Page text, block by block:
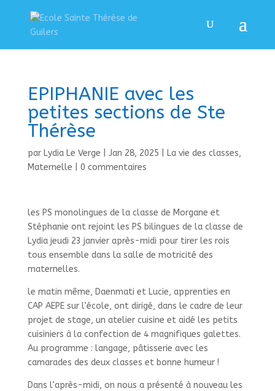
EPIPHANIE avec les
petites sections de Ste
Thérèse
par Lydia Le Verge Jan 28, 2025 La vie des classes,
Maternelle
0 commentaires
les PS monolingues de la classe de Morgane et
Stéphanie ont rejoint les PS bilingues de la classe de
Lydia jeudi 23 janvier après-midi pour tirer les rois
tous ensemble dans la salle de motricité des
maternelles.
le matin même, Daenmati et Lucie, apprenties en
CAP AEPE sur l’école, ont dirigé, dans le cadre de leur
projet de stage, un atelier cuisine et aidé les petits
cuisiniers à la confection de 4 magnifiques galettes.
Au programme : langage, pâtisserie avec les
camarades des deux classes et bonne humeur !
Dans l’après-midi, on nous a présenté à nouveau les